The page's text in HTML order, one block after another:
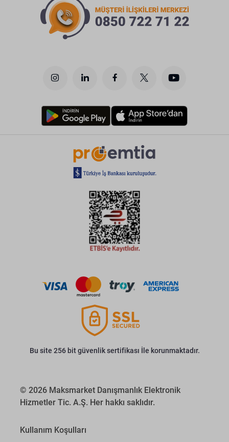
Bu site 256 bit güvenlik sertifikası İle korunmaktadır.
© 2026 Maksmarket Danışmanlık Elektronik
Hizmetler Tic. A.Ş. Her hakkı saklıdır.
Kullanım Koşulları